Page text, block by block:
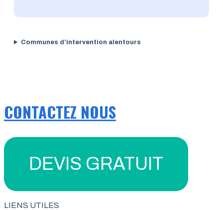
Communes d’intervention alentours
CONTACTEZ NOUS
DEVIS GRATUIT
LIENS UTILES